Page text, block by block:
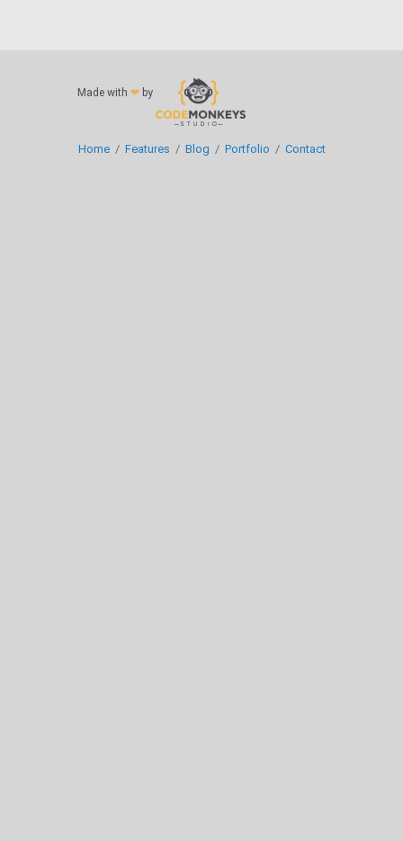
Made with ❤by
Home/ Features / Blog / Portfolio / Contact